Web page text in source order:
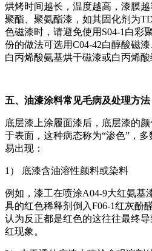
烘烤时间越长，温度越高，漆膜
聚酯、聚氨酯漆，如其固化剂为
色磁漆时，请避免使用S04-1白彩
份的做法可选用C04-42白醇酸磁
白丙烯酸氨基烘干磁漆或白丙烯酸
五、油漆涂料常见毛病及处理方
底层漆上涂履面漆后，底层漆的
于表面，这种病态称为“渗色”，
易出现：
1） 底漆含油溶性颜料或染料
例如，漆工在喷涂A04-9大红氨基
具的红色稀释剂倒入F06-1红灰酚
认为反正都是红色的这往往最终
红现象。